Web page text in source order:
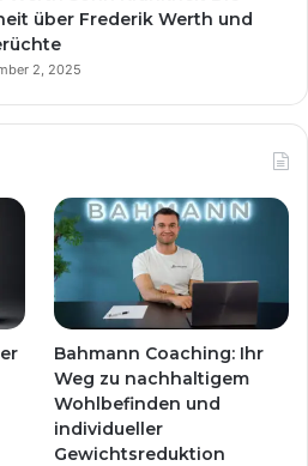
über Frederik Werth und
2, 2025
Bahmann Coaching: Ihr
Weg zu nachhaltigem
Wohlbefinden und
individueller
Gewichtsreduktion